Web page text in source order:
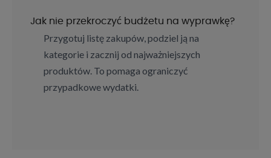
Jak nie przekroczyć budżetu na wyprawkę?
Przygotuj listę zakupów, podziel ją na
kategorie i zacznij od najważniejszych
produktów. To pomaga ograniczyć
przypadkowe wydatki.